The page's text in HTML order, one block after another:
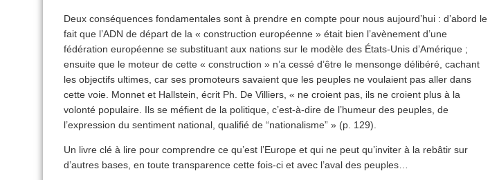
Deux conséquences fondamentales sont à prendre en compte pour nous aujourd’hui : d’abord le
fait que l’ADN de départ de la « construction européenne » était bien l’avènement d’une
fédération européenne se substituant aux nations sur le modèle des États-Unis d’Amérique ;
ensuite que le moteur de cette « construction » n’a cessé d’être le mensonge délibéré, cachant
les objectifs ultimes, car ses promoteurs savaient que les peuples ne voulaient pas aller dans
cette voie. Monnet et Hallstein, écrit Ph. De Villiers, « ne croient pas, ils ne croient plus à la
volonté populaire. Ils se méfient de la politique, c’est-à-dire de l’humeur des peuples, de
l’expression du sentiment national, qualifié de “nationalisme” » (p. 129).
Un livre clé à lire pour comprendre ce qu’est l’Europe et qui ne peut qu’inviter à la rebâtir sur
d’autres bases, en toute transparence cette fois-ci et avec l’aval des peuples…